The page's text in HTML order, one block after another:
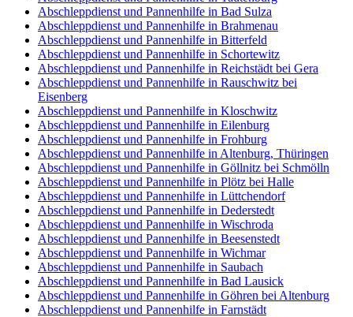
Abschleppdienst und Pannenhilfe in Bad Sulza
Abschleppdienst und Pannenhilfe in Brahmenau
Abschleppdienst und Pannenhilfe in Bitterfeld
Abschleppdienst und Pannenhilfe in Schortewitz
Abschleppdienst und Pannenhilfe in Reichstädt bei Gera
Abschleppdienst und Pannenhilfe in Rauschwitz bei
Eisenberg
Abschleppdienst und Pannenhilfe in Kloschwitz
Abschleppdienst und Pannenhilfe in Eilenburg
Abschleppdienst und Pannenhilfe in Frohburg
Abschleppdienst und Pannenhilfe in Altenburg, Thüringen
Abschleppdienst und Pannenhilfe in Göllnitz bei Schmölln
Abschleppdienst und Pannenhilfe in Plötz bei Halle
Abschleppdienst und Pannenhilfe in Lüttchendorf
Abschleppdienst und Pannenhilfe in Dederstedt
Abschleppdienst und Pannenhilfe in Wischroda
Abschleppdienst und Pannenhilfe in Beesenstedt
Abschleppdienst und Pannenhilfe in Wichmar
Abschleppdienst und Pannenhilfe in Saubach
Abschleppdienst und Pannenhilfe in Bad Lausick
Abschleppdienst und Pannenhilfe in Göhren bei Altenburg
Abschleppdienst und Pannenhilfe in Farnstädt